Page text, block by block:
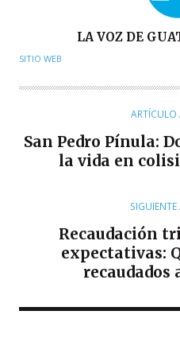
U
O
LA VOZ DE
SITIO WEB
ARTÍCULO
San Pedro Pínula:
la vida en
Recaudación
expectativas:
recaudados